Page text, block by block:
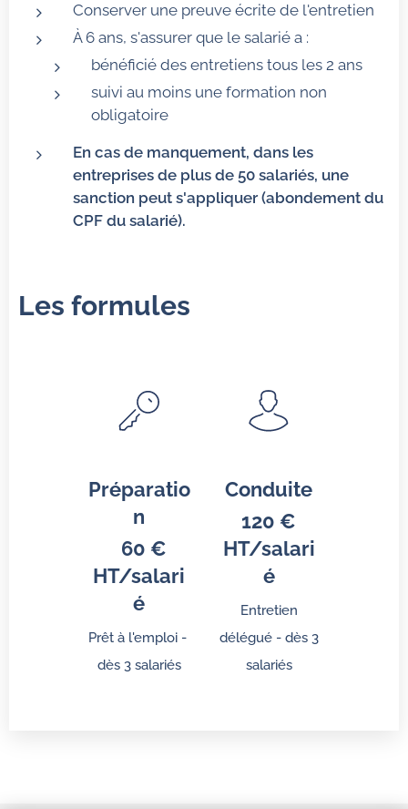
Conserver une preuve écrite de l'entretien
À 6 ans, s'assurer que le salarié a :
bénéficié des entretiens tous les 2 ans
suivi au moins une formation non
obligatoire
En cas de manquement, dans les
entreprises de plus de 50 salariés, une
sanction peut s'appliquer (abondement du
CPF du salarié).
Les formules
Préparatio
n
60 €
HT/salari
é
Prêt à l'emploi -
dès 3 salariés
Conduite
120 €
HT/salari
é
Entretien
délégué - dès 3
salariés